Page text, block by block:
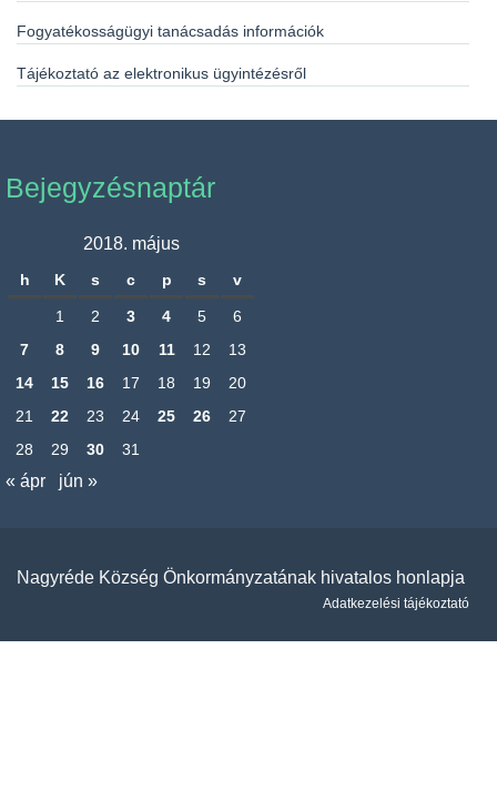
Fogyatékosságügyi tanácsadás információk
Tájékoztató az elektronikus ügyintézésről
Bejegyzésnaptár
2018. május
h K s c p s v
1 2 3 4 5
6
7
8 9 10 11 12
13
14
15 16 17 18 19
20
21
22 23 24 25 26
27
28
29 30 31
« ápr jún »
Nagyréde Község Önkormányzatának hivatalos honlapja
Adatkezelési tájékoztató